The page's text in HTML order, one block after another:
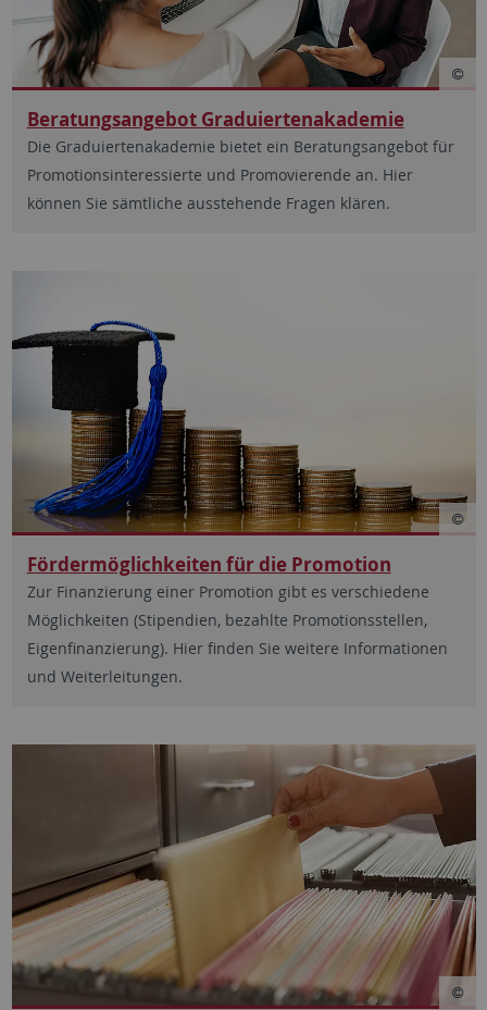
Beratungsangebot Graduiertenakademie
Die Graduiertenakademie bietet ein Beratungsangebot für
Promotionsinteressierte und Promovierende an. Hier
können Sie sämtliche ausstehende Fragen klären.
Fördermöglichkeiten für die Promotion
Zur Finanzierung einer Promotion gibt es verschiedene
Möglichkeiten (Stipendien, bezahlte Promotionsstellen,
Eigenfinanzierung). Hier finden Sie weitere Informationen
und Weiterleitungen.